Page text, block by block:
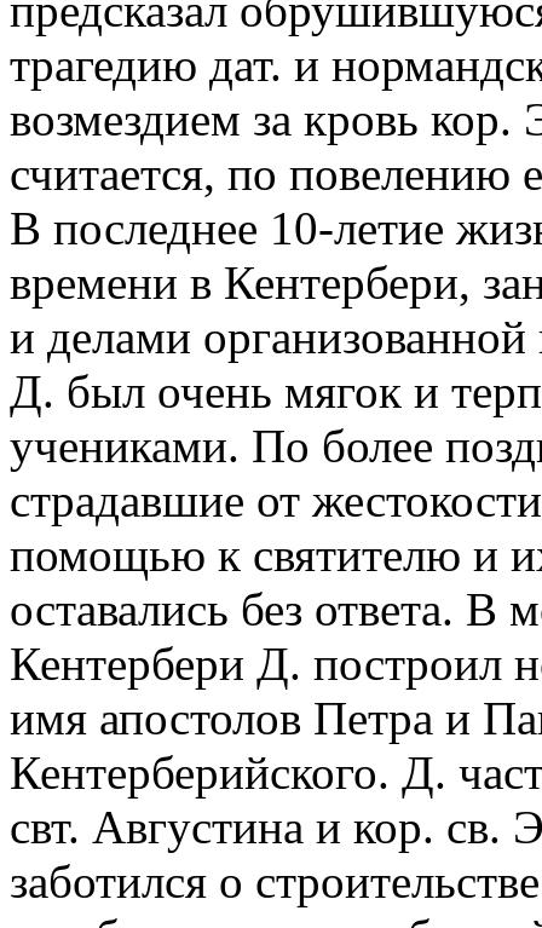
трагедию дат. и
возмездием за кровь кор.
считается, по повелению
В последнее 10-летие
времени в Кентербери,
и делами
Д. был очень мягок и
учениками. По более
страдавшие от
помощью к святителю и
оставались без ответа. В
Кентербери Д. построил
имя апостолов Петра и
Кентерберийского. Д.
свт. Августина и кор. св.
заботился о